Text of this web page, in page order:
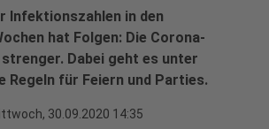
Infektionszahlen in den
hat Folgen: Die Corona-
strenger. Dabei geht es unter
Regeln für Feiern und Parties.
30.09.2020 14:35